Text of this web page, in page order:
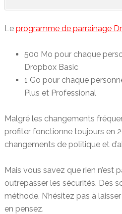
Le programme de parrainage
500 Mo pour chaque
Dropbox Basic
1 Go pour chaque
Plus et Professional
Malgré les changements
profiter fonctionne toujours en
changements de politique et
Mais vous savez que rien
outrepasser les sécurités. Des
méthode. N’hésitez pas à
en pensez.